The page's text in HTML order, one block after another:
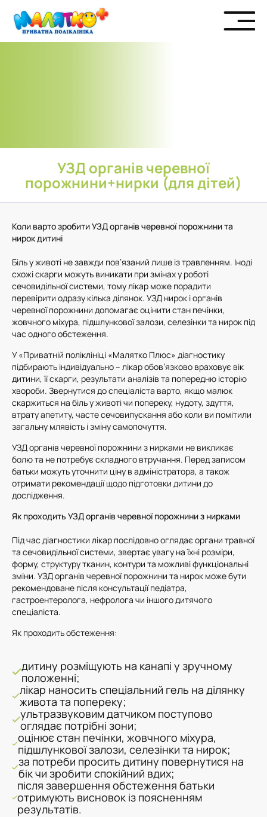
УЗД органів черевної
порожнини+нирки (для дітей)
Коли варто зробити УЗД органів черевної порожнини та
нирок дитині
Біль у животі не завжди пов’язаний лише із травленням. Іноді
схожі скарги можуть виникати при змінах у роботі
сечовидільної системи, тому лікар може порадити
перевірити одразу кілька ділянок. УЗД нирок і органів
черевної порожнини допомагає оцінити стан печінки,
жовчного міхура, підшлункової залози, селезінки та нирок під
час одного обстеження.
У «Приватній поліклініці «Малятко Плюс» діагностику
підбирають індивідуально – лікар обов’язково враховує вік
дитини, її скарги, результати аналізів та попередню історію
хвороби. Звернутися до спеціаліста варто, якщо малюк
скаржиться на біль у животі чи попереку, нудоту, здуття,
втрату апетиту, часте сечовипускання або коли ви помітили
загальну млявість і зміну самопочуття.
УЗД органів черевної порожнини з нирками не викликає
болю та не потребує складного втручання. Перед записом
батьки можуть уточнити ціну в адміністратора, а також
отримати рекомендації щодо підготовки дитини до
дослідження.
Як проходить УЗД органів черевної порожнини з нирками
Під час діагностики лікар послідовно оглядає органи травної
та сечовидільної системи, звертає увагу на їхні розміри,
форму, структуру тканин, контури та можливі функціональні
зміни. УЗД органів черевної порожнини та нирок може бути
рекомендоване після консультації педіатра,
гастроентеролога, нефролога чи іншого дитячого
спеціаліста.
Як проходить обстеження:
дитину розміщують на канапі у зручному
положенні;
лікар наносить спеціальний гель на ділянку
живота та попереку;
ультразвуковим датчиком поступово
оглядає потрібні зони;
оцінює стан печінки, жовчного міхура,
підшлункової залози, селезінки та нирок;
за потреби просить дитину повернутися на
бік чи зробити спокійний вдих;
після завершення обстеження батьки
отримують висновок із поясненням
результатів.